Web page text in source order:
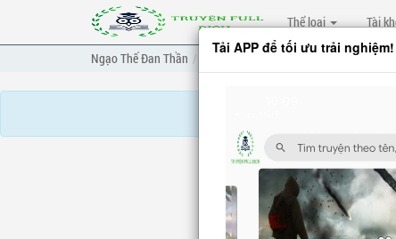
Thể loại Tài
Ngạo Thế Đan Thần Chương 169
Tải APP để tối ưu trải nghiệm!